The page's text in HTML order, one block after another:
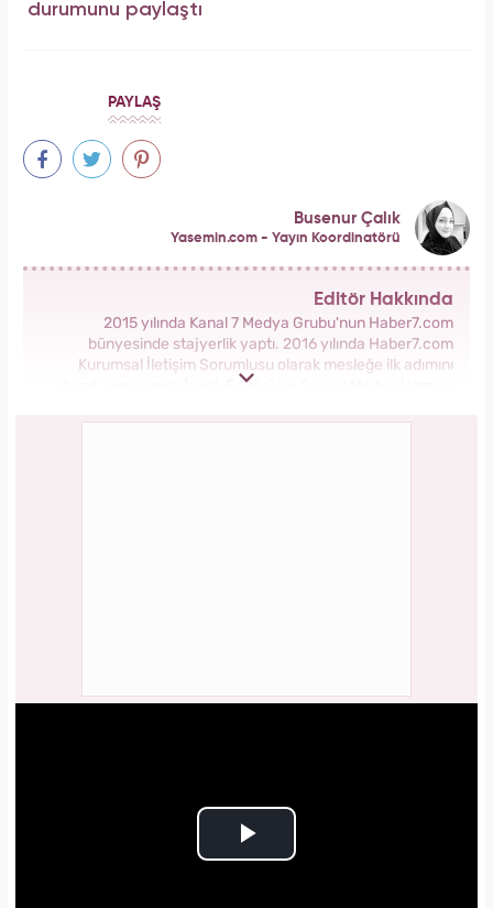
durumunu paylaştı
PAYLAŞ
Busenur Çalık
Yasemin.com - Yayın Koordinatörü
Editör Hakkında
2015 yılında Kanal 7 Medya Grubu'nun Haber7.com
bünyesinde stajyerlik yaptı. 2016 yılında Haber7.com
Kurumsal İletişim Sorumlusu olarak mesleğe ilk adımını
atarak sonrasında İçerik Editörü ve Sosyal Medya Uzmanı
Kadın Sitesinde önce Haber Editörü sonrasında Haber Şefi